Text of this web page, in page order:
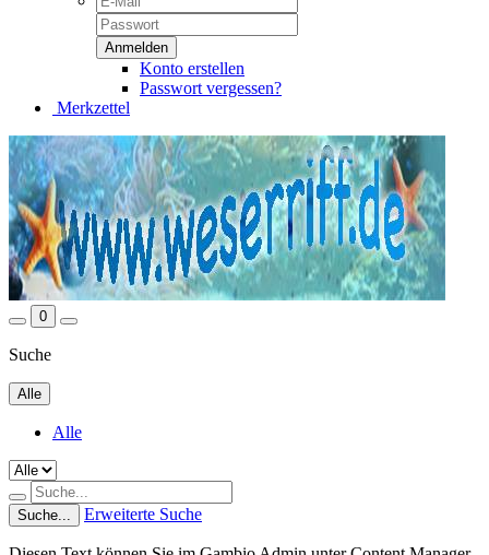
Konto erstellen
Passwort vergessen?
Merkzettel
0
Suche
Alle
Alle
Suche... Erweiterte Suche